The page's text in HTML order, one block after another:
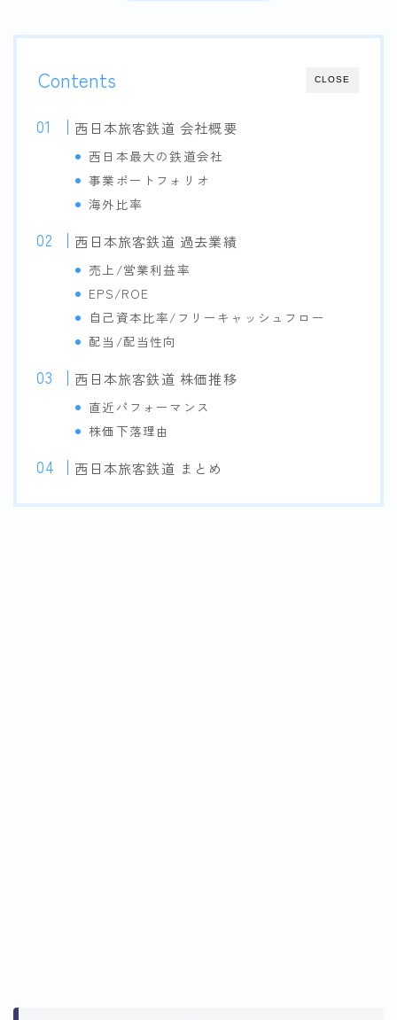
CLOSE
Contents
西日本旅客鉄道 会社概要
西日本最大の鉄道会社
事業ポートフォリオ
海外比率
西日本旅客鉄道 過去業績
売上/営業利益率
EPS/ROE
自己資本比率/フリーキャッシュフロー
配当/配当性向
西日本旅客鉄道 株価推移
直近パフォーマンス
株価下落理由
西日本旅客鉄道 まとめ